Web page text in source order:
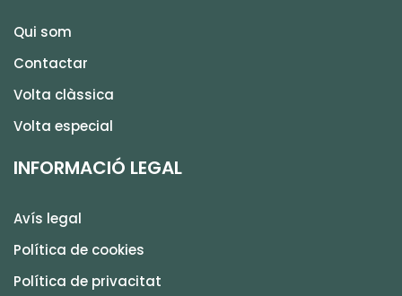
Qui som
Contactar
Volta clàssica
Volta especial
INFORMACIÓ LEGAL
Avís legal
Política de cookies
Política de privacitat